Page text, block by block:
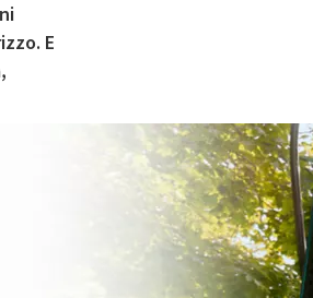
E
è gestito da Plenitude On The Road